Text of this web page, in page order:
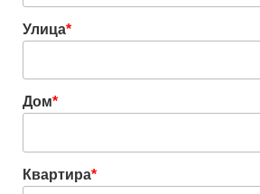
Улица*
Дом*
Квартира*